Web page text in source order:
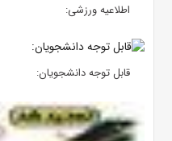
اطلاعیه ورزشی:
قابل توجه دانشجویان: